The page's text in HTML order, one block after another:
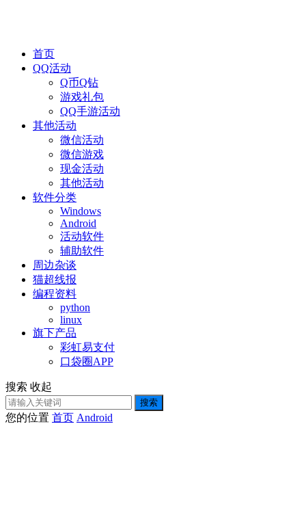
首页
QQ活动
Q币Q钻
游戏礼包
QQ手游活动
其他活动
微信活动
微信游戏
现金活动
其他活动
软件分类
Windows
Android
活动软件
辅助软件
周边杂谈
猫超线报
编程资料
python
linux
旗下产品
彩虹易支付
口袋圈APP
搜索 收起
搜索
您的位置 首页 Android